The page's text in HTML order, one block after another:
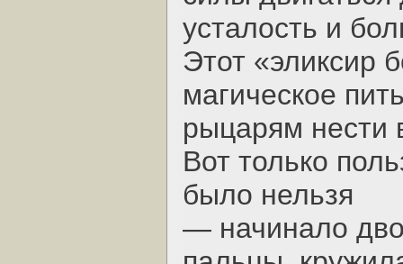
усталость и
Этот «эликсир
магическое
рыцарям нести
Вот только
было нельзя
— начинало